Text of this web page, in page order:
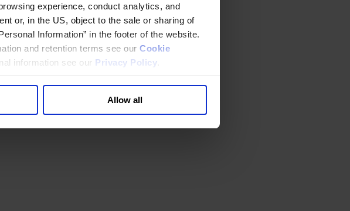
experience, conduct analytics, and
or, in the US, object to the sale or sharing of
Information” in the footer of the website.
and retention terms see our Cookie
information see our Privacy Policy
Allow all